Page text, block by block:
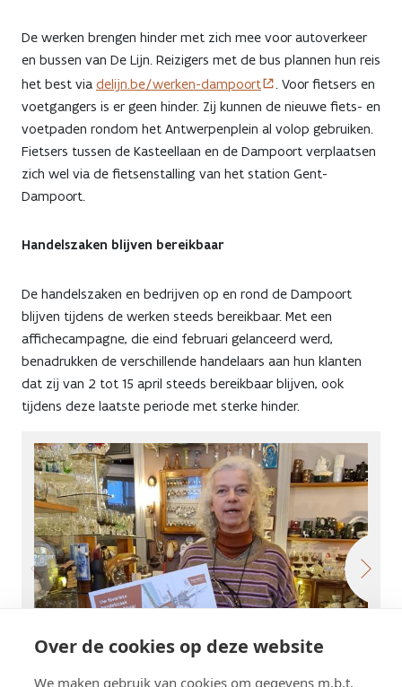
Over de cookies op deze website
We maken gebruik van cookies om gegevens m.b.t.
De werken brengen hinder met zich mee voor autoverkeer
en bussen van De Lijn. Reizigers met de bus plannen hun reis
het best via delijn.be/werken-dampoort
. Voor fietsers en
voetgangers is er geen hinder. Zij kunnen de nieuwe fiets- en
voetpaden rondom het Antwerpenplein al volop gebruiken.
Fietsers tussen de Kasteellaan en de Dampoort verplaatsen
zich wel via de fietsenstalling van het station Gent-
Dampoort.
Handelszaken blijven bereikbaar
De handelszaken en bedrijven op en rond de Dampoort
blijven tijdens de werken steeds bereikbaar. Met een
affichecampagne, die eind februari gelanceerd werd,
benadrukken de verschillende handelaars aan hun klanten
dat zij van 2 tot 15 april steeds bereikbaar blijven, ook
tijdens deze laatste periode met sterke hinder.